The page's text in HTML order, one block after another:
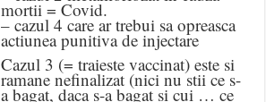
mortii = Covid.
– cazul 4 care ar trebui sa opreasca
actiunea punitiva de injectare
Cazul 3 (= traieste vaccinat) este si
ramane nefinalizat (nici nu stii ce s-
a bagat, daca s-a bagat si cui … ce